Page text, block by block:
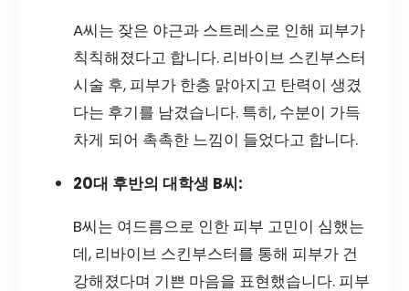
A씨는 잦은 야근과 스트레스로 인해 피부가
칙칙해졌다고 합니다. 리바이브 스킨부스터
시술 후, 피부가 한층 맑아지고 탄력이 생겼
다는 후기를 남겼습니다. 특히, 수분이 가득
차게 되어 촉촉한 느낌이 들었다고 합니다.
20대 후반의 대학생 B씨:
B씨는 여드름으로 인한 피부 고민이 심했는
데, 리바이브 스킨부스터를 통해 피부가 건
강해졌다며 기쁜 마음을 표현했습니다. 피부